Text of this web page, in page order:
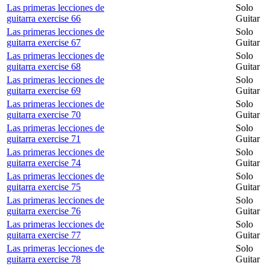
Las primeras lecciones de
guitarra exercise 66
Solo
Guitar
Las primeras lecciones de
guitarra exercise 67
Solo
Guitar
Las primeras lecciones de
guitarra exercise 68
Solo
Guitar
Las primeras lecciones de
guitarra exercise 69
Solo
Guitar
Las primeras lecciones de
guitarra exercise 70
Solo
Guitar
Las primeras lecciones de
guitarra exercise 71
Solo
Guitar
Las primeras lecciones de
guitarra exercise 74
Solo
Guitar
Las primeras lecciones de
guitarra exercise 75
Solo
Guitar
Las primeras lecciones de
guitarra exercise 76
Solo
Guitar
Las primeras lecciones de
guitarra exercise 77
Solo
Guitar
Las primeras lecciones de
guitarra exercise 78
Solo
Guitar